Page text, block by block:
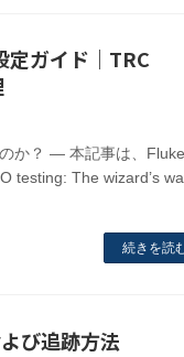
定ガイド｜TRC
か？ — 本記事は、Fluke
testing: The wizard’s
続きを読
び追跡方法